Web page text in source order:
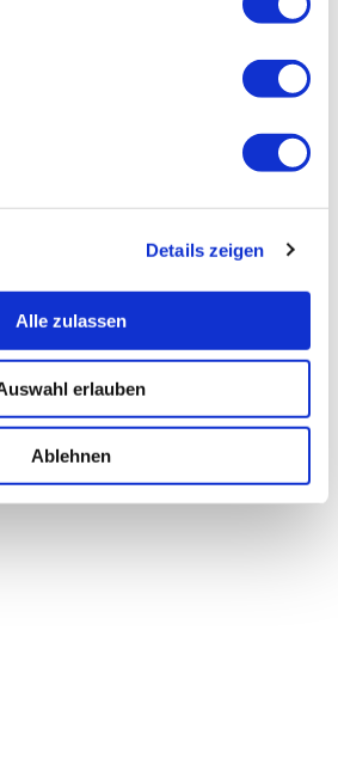
Details zeigen
Alle zulassen
erlauben
Ablehnen